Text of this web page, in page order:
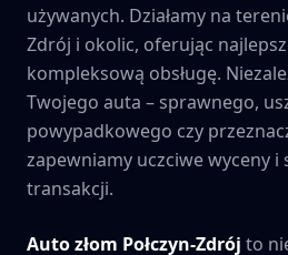
używanych. Działamy na
Zdrój i okolic, oferując
kompleksową obsługę.
Twojego auta – sprawnego,
powypadkowego czy
zapewniamy uczciwe wyceny i
transakcji.
Auto złom Połczyn-Zdrój to